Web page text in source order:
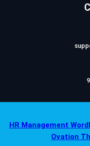
HR Management
Ovation